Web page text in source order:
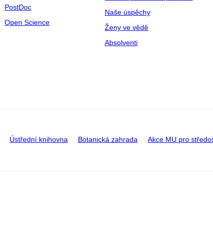
PostDoc
Open Science
Naše úspěchy
Ženy ve vědě
Absolventi
Ústřední knihovna Botanická zahrada Akce MU pro